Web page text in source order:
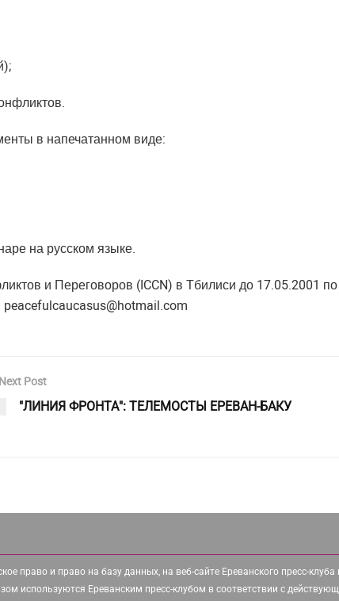
в напечатанном виде:
на русском языке.
и Переговоров (ICCN) в Тбилиси до 17.05.2001 по
peacefulcaucasus@hotmail.com
Next Post
"ЛИНИЯ ФРОНТА": ТЕЛЕМОСТЫ ЕРЕВАН-БАКУ
право и право на базу данных, на веб-сайте Ереванского пресс-клуба
используются Ереванским пресс-клубом в соответствии с